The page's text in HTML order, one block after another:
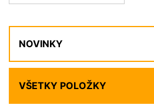
NOVINKY
VŠETKY POLOŽKY